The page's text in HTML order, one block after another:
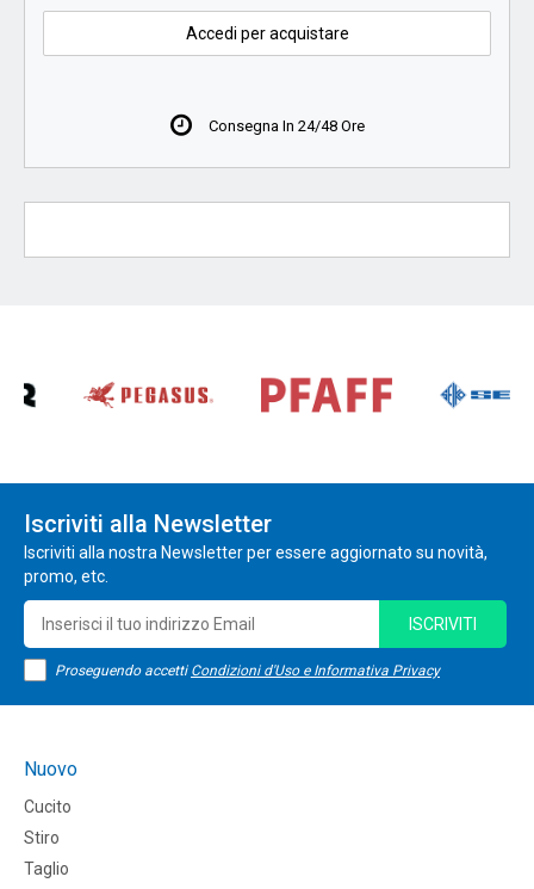
Accedi per acquistare
Consegna In 24/48 Ore
Iscriviti alla Newsletter
Iscriviti alla nostra Newsletter per essere aggiornato su novità,
promo, etc.
Proseguendo accetti Condizioni d'Uso e Informativa Privacy
ISCRIVITI
Nuovo
Cucito
Stiro
Taglio